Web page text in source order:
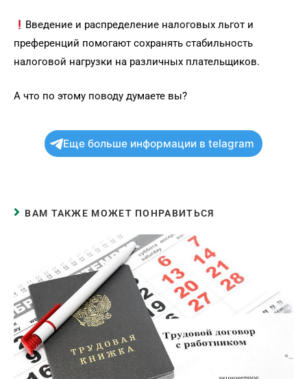
Введение и распределение налоговых льгот и
преференций помогают сохранять стабильность
налоговой нагрузки на различных плательщиков.
А что по этому поводу думаете вы?
Еще больше информации в telagram
ВАМ ТАКЖЕ МОЖЕТ ПОНРАВИТЬСЯ